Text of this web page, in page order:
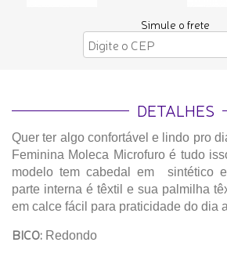
Simule o frete
DETALHES
Quer ter algo confortável e lindo pro
Feminina Moleca Microfuro é tudo
modelo tem cabedal em sintético
parte interna é têxtil e sua palmilha
em calce fácil para praticidade do dia
BICO: Redondo